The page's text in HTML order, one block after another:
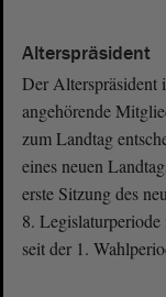
Alterspräsident
Der Alterspräsident
angehörende
zum Landtag
eines neuen
erste Sitzung des
8.
seit der 1.